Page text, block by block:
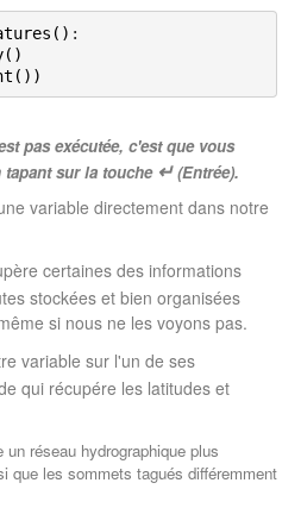
( ) :
( )
( ) )
pas exécutée, c'est que vous
sur la touche ↵ (Entrée).
variable directement dans notre
certaines des informations
stockées et bien organisées
si nous ne les voyons pas.
variable sur l'un de ses
qui récupére les latitudes et
réseau hydrographique plus
que les sommets tagués différemment